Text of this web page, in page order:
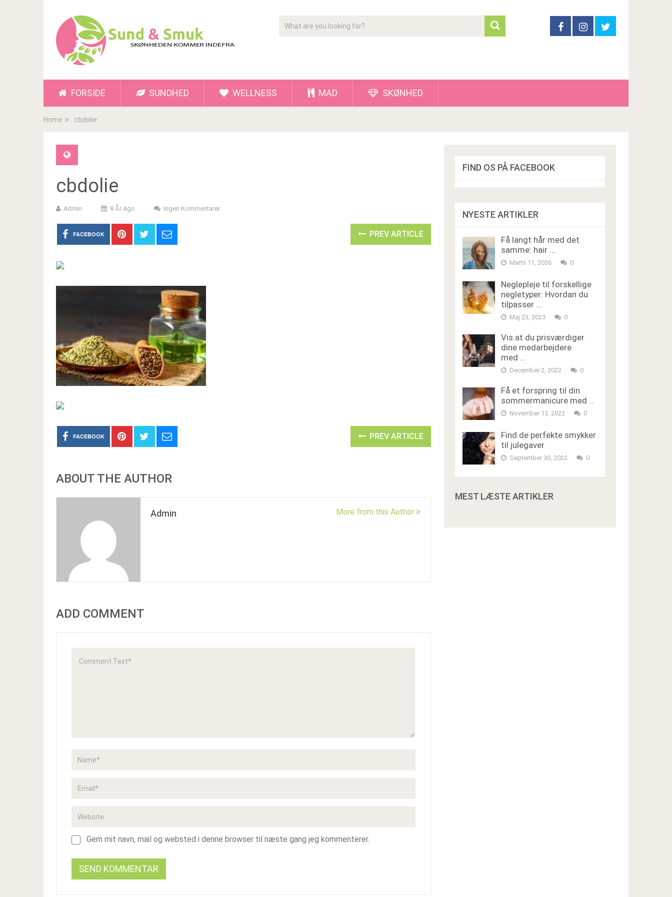
FORSIDE SUNDHED WELLNESS MAD SKØNHED
Home cbdolie
cbdolie
Admin 8 År Ago Ingen Kommentarer
FACEBOOK PREV ARTICLE
FACEBOOK PREV ARTICLE
ABOUT THE AUTHOR
Admin More from this Author
ADD COMMENT
Gem mit navn, mail og websted i denne browser til næste gang jeg kommenterer.
FIND OS PÅ FACEBOOK
NYESTE ARTIKLER
Få langt hår med det
samme: hair …
Marts 11, 2026 0
Neglepleje til forskellige
negletyper: Hvordan du
tilpasser …
Maj 23, 2023 0
Vis at du prisværdiger
dine medarbejdere
med …
December 2, 2022 0
Få et forspring til din
sommermanicure med …
November 13, 2022 0
Find de perfekte smykker
til julegaver
September 30, 2022 0
MEST LÆSTE ARTIKLER